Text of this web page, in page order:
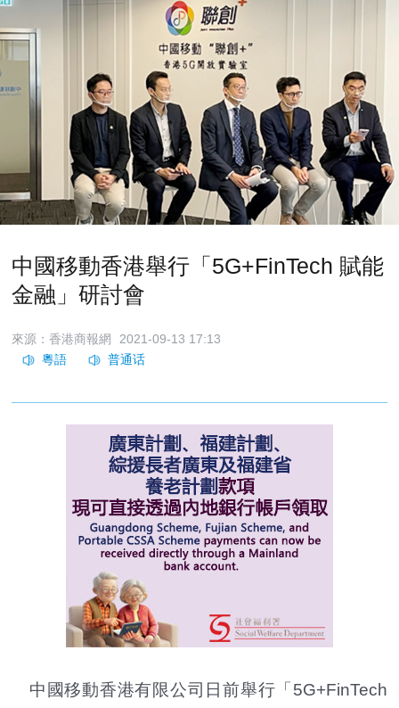
中國移動香港舉行「5G+FinTech 賦能
金融」研討會
來源：香港商報網 2021-09-13 17:13
中國移動香港有限公司日前舉行「5G+FinTech